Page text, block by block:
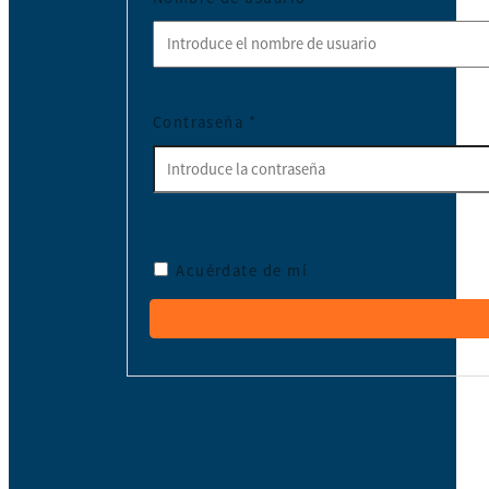
Contraseña *
Acuérdate de mí